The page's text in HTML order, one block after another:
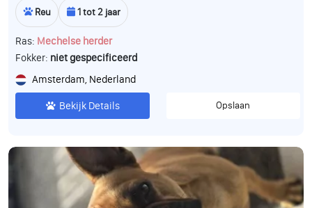
Reu 1 tot 2 jaar
Ras: Mechelse herder
Fokker: niet gespecificeerd
Amsterdam, Nederland
Bekijk Details Opslaan